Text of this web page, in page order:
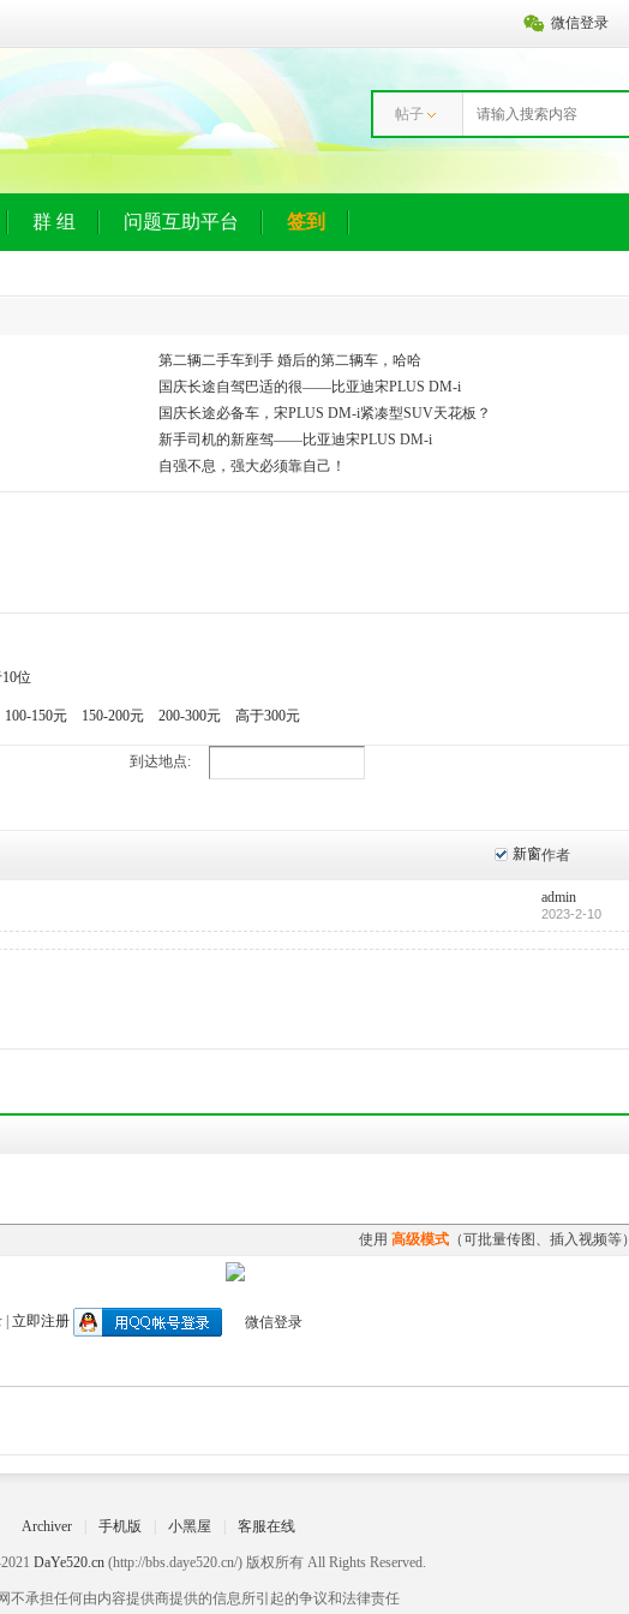
微信登录
帖子
群 组 问题互助平台 签到
第二辆二手车到手 婚后的第二辆车，哈哈
国庆长途自驾巴适的很——比亚迪宋PLUS DM-i
国庆长途必备车，宋PLUS DM-i紧凑型SUV天花板？
新手司机的新座驾——比亚迪宋PLUS DM-i
自强不息，强大必须靠自己！
位
100-150元 150-200元 200-300元 高于300元
到达地点:
新窗作者
admin
2023-2-10
使用 高级模式 （可批量传图、插入视频等）
| 立即注册
Archiver 手机版 小黑屋 客服在线
DaYe520.cn(http://bbs.daye520.cn/) 版权所有 All Rights Reserved.
不承担任何由内容提供商提供的信息所引起的争议和法律责任